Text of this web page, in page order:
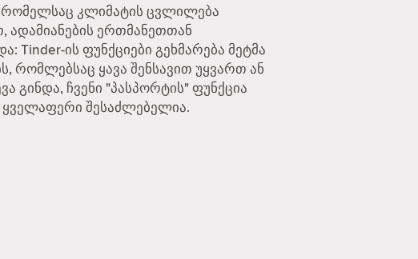
რომელსაც კლიმატის ცვლილება
ერთმანეთთან
ის ფუნქციები გეხმარება მეტმა
რომლებსაც ყავა შენსავით უყვართ ან
გინდა, ჩვენი "პასპორტის" ფუნქცია
ყველაფერი შესაძლებელია.